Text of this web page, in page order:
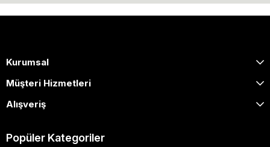
Kurumsal
Müşteri Hizmetleri
Alışveriş
Popüler Kategoriler